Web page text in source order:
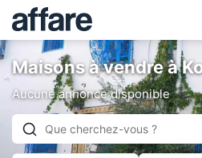
Maisons à vendre à
Aucune annonce disponible